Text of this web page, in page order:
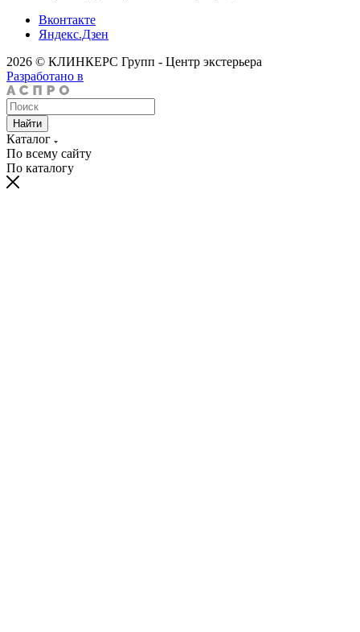
Вконтакте
Яндекс.Дзен
2026 © КЛИНКЕРС Групп - Центр экстерьера
Разработано в
Найти
Каталог
По всему сайту
По каталогу